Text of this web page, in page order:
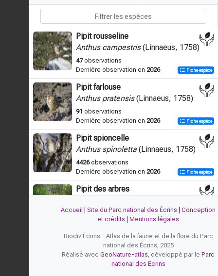
Pipit rousseline
Anthus campestris(Linnaeus, 1758)
47observations
Dernière observation en 2026 Fiche espèce
Pipit farlouse
Anthus pratensis(Linnaeus, 1758)
91 observations
Dernière observation en 2026 Fiche espèce
Pipit spioncelle
Anthus spinoletta (Linnaeus, 1758)
4426observations
Dernière observation en 2026 Fiche espèce
Pipit des arbres
2824observations
Dernière observation en2026
Bergeronnette grise
Motacilla alba albaLinnaeus, 1758
observations
Accueil Site du Parc national des Écrins
Conception
et crédits
Mentions légales
Biodiv'Écrins - Atlas de la faune et de la flore du Parc
national des Écrins, 2025
Réalisé avec GeoNature-atlas, développé par le Parc
national des Ecrins